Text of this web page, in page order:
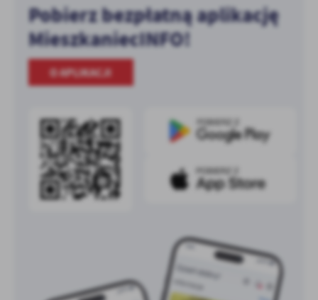
Pobierz bezpłatną aplikację
MieszkaniecINFO!
O APLIKACJI